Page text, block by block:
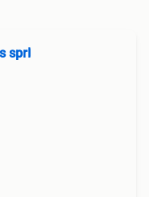
sprl